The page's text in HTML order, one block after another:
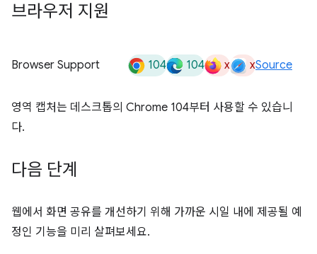
브라우저 지원
Browser Support 104 104 x xSource
영역 캡처는 데스크톱의 Chrome 104부터 사용할 수 있습니
다.
다음 단계
웹에서 화면 공유를 개선하기 위해 가까운 시일 내에 제공될 예
정인 기능을 미리 살펴보세요.